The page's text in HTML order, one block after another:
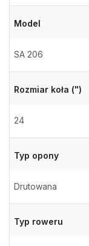
Model
SA 206
Rozmiar koła (")
24
Typ opony
Drutowana
Typ roweru